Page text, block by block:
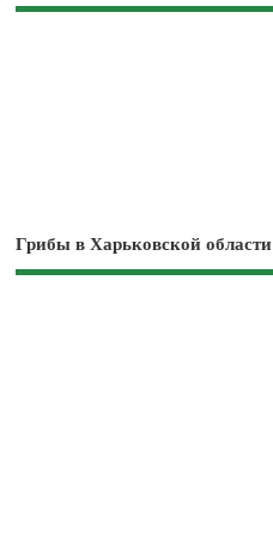
Грибы в Харьковской области